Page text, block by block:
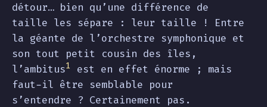
détour… bien qu’une différence de
taille les sépare : leur taille ! Entre
la géante de l’orchestre symphonique et
son tout petit cousin des îles,
l’ambitus1
est en effet énorme ; mais
faut-il être semblable pour
s’entendre ? Certainement pas.